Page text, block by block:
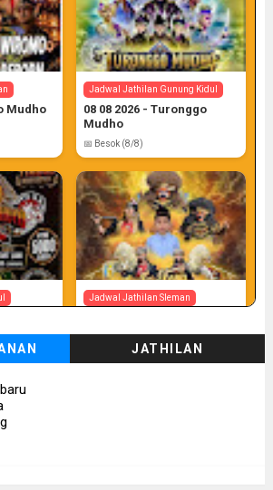
Mudho
Jadwal Jathilan Gunung Kidul
08 08 2026 - Turonggo
Mudho
📅 Besok (8/8)
Jadwal Jathilan Sleman
Mudho Budoyo
📅 Besok (8/8)JATHILAN